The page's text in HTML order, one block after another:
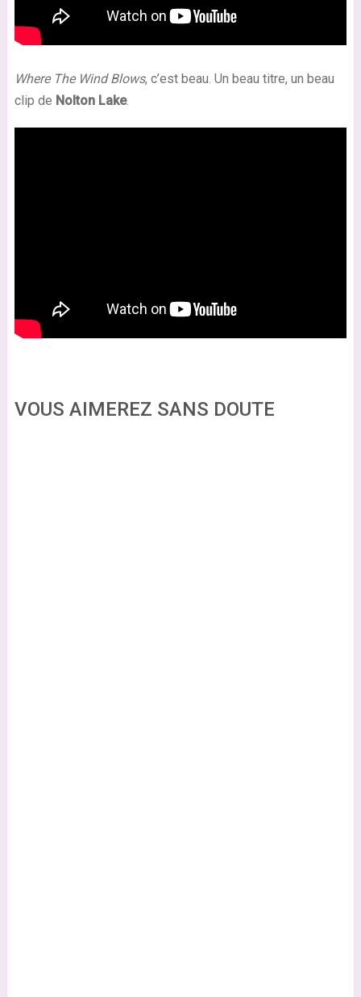
Where The Wind Blows, c’est beau. Un beau titre, un beau
clip de Nolton Lake.
VOUS AIMEREZ SANS DOUTE